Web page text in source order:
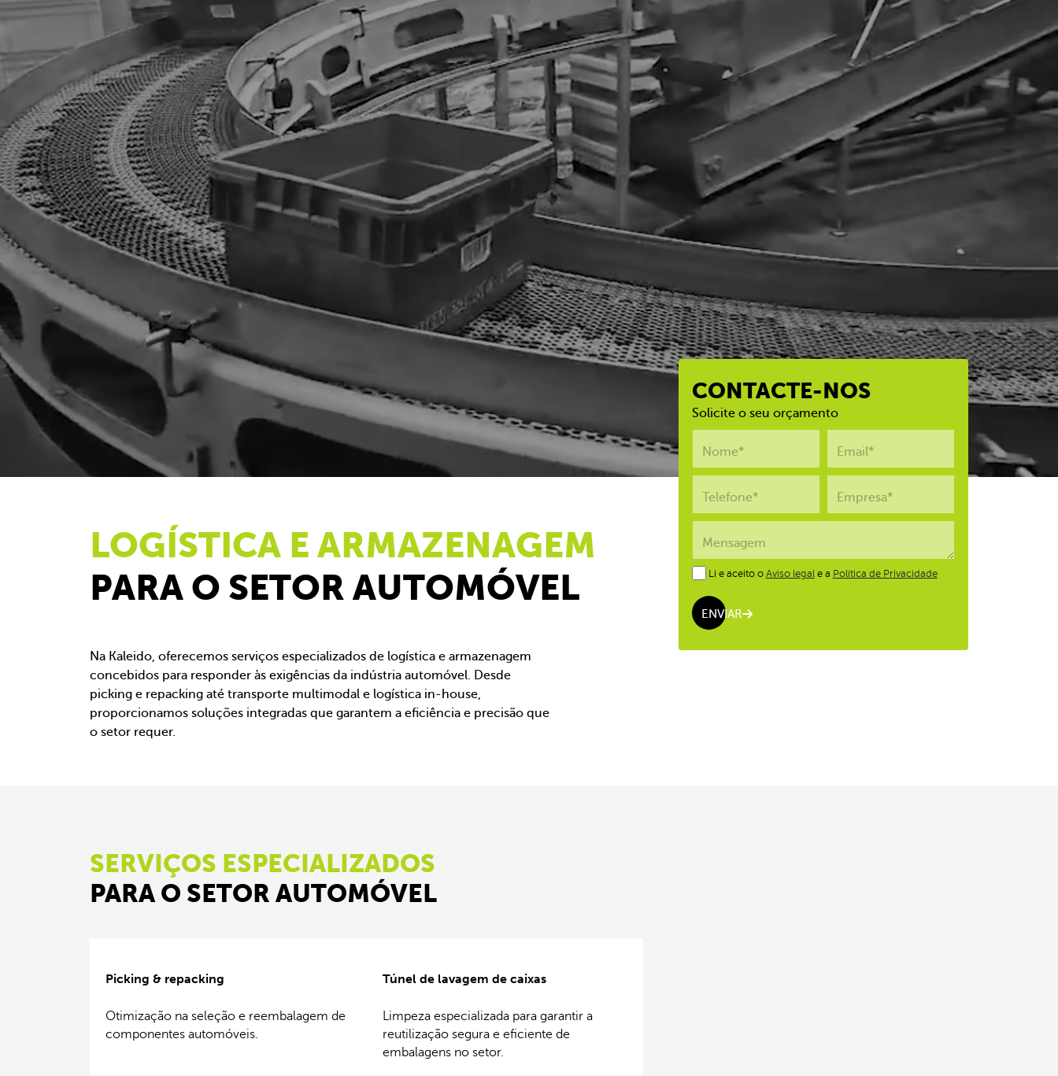
CONTACTE-NOS
Solicite o seu orçamento
Nome* Email*
Telefone* Empresa*
Mensagem
Li e aceito o Aviso legale a Política de Privacidade
ENVIAR
LOGÍSTICA E ARMAZENAGEM
PARA O SETOR AUTOMÓVEL
Na Kaleido, oferecemos serviços especializados de logística e armazenagem
concebidos para responder às exigências da indústria automóvel. Desde
picking e repacking até transporte multimodal e logística in-house,
proporcionamos soluções integradas que garantem a eficiência e precisão que
o setor requer.
SERVIÇOS ESPECIALIZADOS
PARA O SETOR AUTOMÓVEL
Picking & repacking
Otimização na seleção e reembalagem de
componentes automóveis.
Túnel de lavagem de caixas
Limpeza especializada para garantir a
reutilização segura e eficiente de
embalagens no setor.